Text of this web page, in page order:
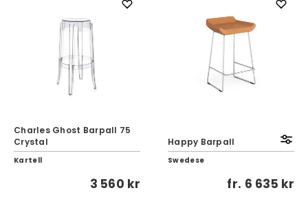
Charles Ghost Barpall 75
Crystal
Kartell
3 560 kr
Happy Barpall
Swedese
fr. 6 635 kr